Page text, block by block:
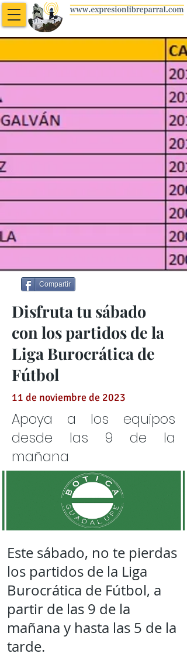
Compartir
Disfruta tu sábado
con los partidos de la
Liga Burocrática de
Fútbol
11 de noviembre de 2023
Apoya a los equipos
desde las 9 de la
mañana
Este sábado, no te pierdas
los partidos de la Liga
Burocrática de Fútbol, a
partir de las 9 de la
mañana y hasta las 5 de la
tarde.